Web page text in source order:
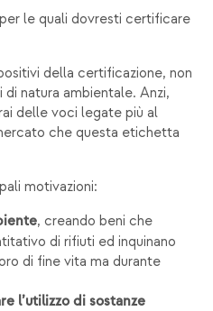
le quali dovresti certificare
della certificazione, non
natura ambientale. Anzi,
delle voci legate più al
che questa etichetta
motivazioni:
, creando beni che
di rifiuti ed inquinano
di fine vita ma durante
l’utilizzo di sostanze